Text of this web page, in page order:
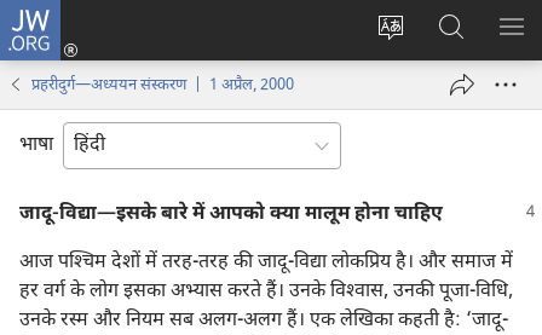
JW.ORG
वेबसाइट
लॉग-
इन
JW.ORG
पर
खोजें
मैन्यू
प्रहरीदुर्ग—अध्ययन संस्करण | 1 अप्रैल, 2000
भाषा
जादू-विद्या—इसके बारे में आपको क्या मालूम होना चाहिए
आज पश्‍चिम देशों में तरह-तरह की जादू-विद्या लोकप्रिय है। और समाज में
हर वर्ग के लोग इसका अभ्यास करते हैं। उनके विश्‍वास, उनकी पूजा-विधि,
उनके रस्म और नियम सब अलग-अलग हैं। एक लेखिका कहती है: ‘जादू-